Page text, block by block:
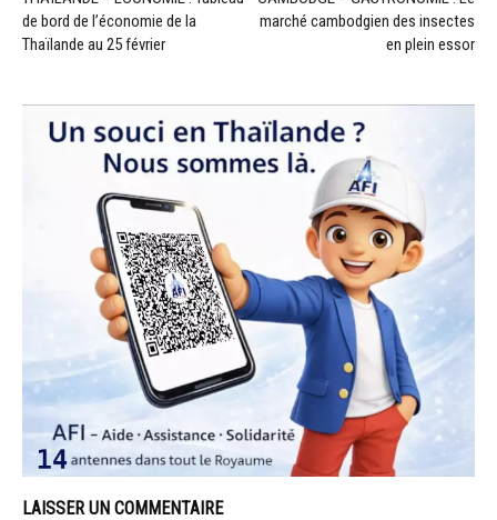
de bord de l’économie de la
Thaïlande au 25 février
marché cambodgien des insectes
en plein essor
LAISSER UN COMMENTAIRE